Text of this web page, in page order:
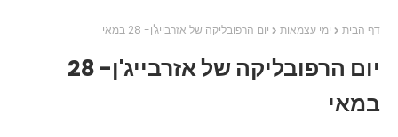
דף הבית ימי עצמאות יום הרפובליקה של אזרבייג'ן- 28 במאי
יום הרפובליקה של אזרבייג'ן- 28
במאי